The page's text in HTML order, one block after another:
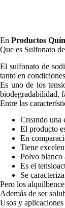
En Productos
Que es Sulfonato
El sulfonato de
tanto en
Es uno de los
biodegradabilidad,
Entre las
Creando una
El producto
En
Tiene
Polvo blanco
Es el
Se
Pero los
Además de ser
Usos y